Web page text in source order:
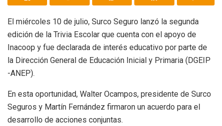
El miércoles 10 de julio, Surco Seguro lanzó la segunda
edición de la Trivia Escolar que cuenta con el apoyo de
Inacoop y fue declarada de interés educativo por parte de
la Dirección General de Educación Inicial y Primaria (DGEIP
-ANEP).
En esta oportunidad, Walter Ocampos, presidente de Surco
Seguros y Martín Fernández firmaron un acuerdo para el
desarrollo de acciones conjuntas.